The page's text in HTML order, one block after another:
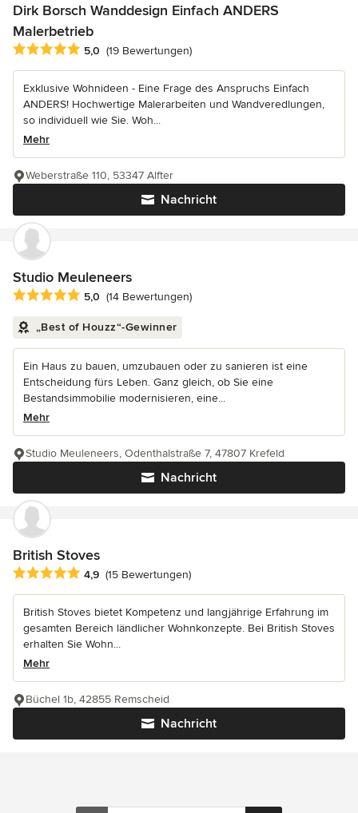
Dirk Borsch Wanddesign Einfach ANDERS
Malerbetrieb
Durchschnittliche Bewertung: 5 von 5 Sternen
5,0 (19 Bewertungen)
Exklusive Wohnideen - Eine Frage des Anspruchs Einfach
ANDERS! Hochwertige Malerarbeiten und Wandveredlungen,
so individuell wie Sie. Woh...
Mehr
Nachricht
Weberstraße 110, 53347 Alfter
Studio Meuleneers
Durchschnittliche Bewertung: 5 von 5 Sternen
5,0 (14 Bewertungen)
„Best of Houzz“-Gewinner
Ein Haus zu bauen, umzubauen oder zu sanieren ist eine
Entscheidung fürs Leben. Ganz gleich, ob Sie eine
Bestandsimmobilie modernisieren, eine...
Mehr
Nachricht
Studio Meuleneers, Odenthalstraße 7, 47807 Krefeld
British Stoves
Durchschnittliche Bewertung: 4.9 von 5 Sternen
4,9 (15 Bewertungen)
British Stoves bietet Kompetenz und langjährige Erfahrung im
gesamten Bereich ländlicher Wohnkonzepte. Bei British Stoves
erhalten Sie Wohn...
Mehr
Nachricht
Büchel 1b, 42855 Remscheid